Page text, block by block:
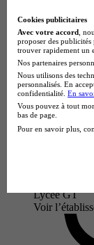
Lycée GT
Voir
Cookies publicitaires
Avec votre accord ,
proposer des
trouver rapidement un
Nos partenaires
Nous utilisons des
personnalisés. En
confidentialité. En
Vous pouvez à tout
bas de page.
Pour en savoir plus,